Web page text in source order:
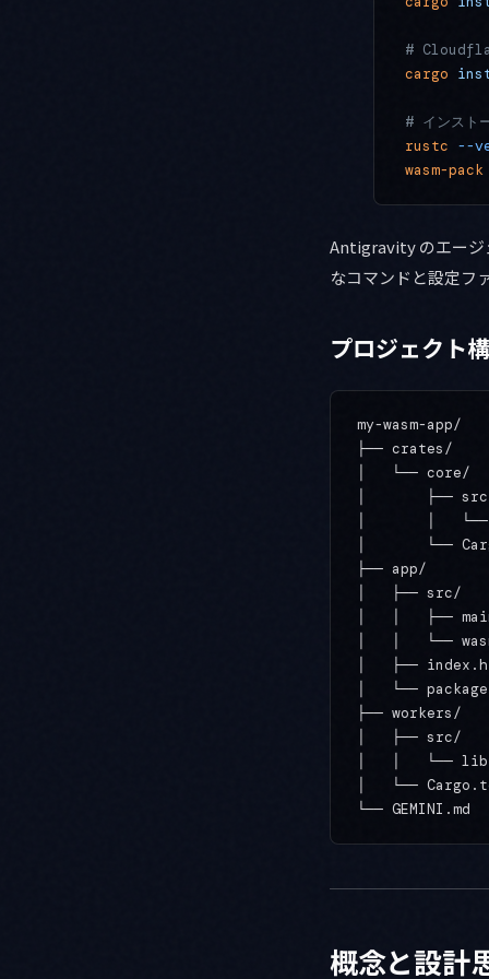
#
cargo
# インスト
rustc --
wasm-pack
Antigravity のエージ
なコマンドと設定フ
プロジェクト
my-wasm-app/
├── crates/
│   └── core/
│       ├──
│       │
│       └──
├── app/
│   ├── src/
│   │   ├──
│   │   └──
│   ├──
│   └──
├── workers/
│   ├── src/
│   │   └──
│   └──
概念と設計